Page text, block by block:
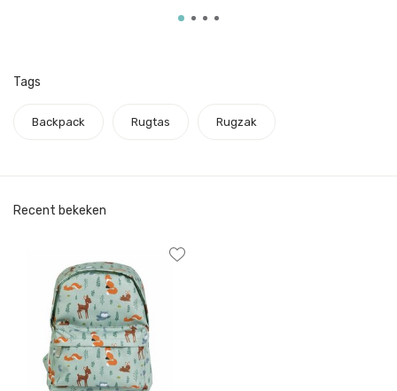
Tags
Backpack Rugtas Rugzak
Recent bekeken